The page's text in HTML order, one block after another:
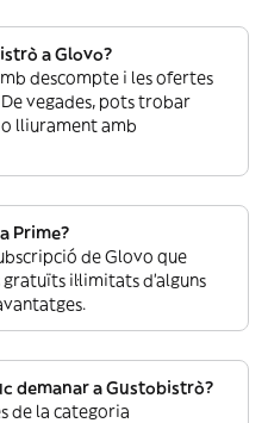
a Glovo?
descompte i les ofertes
De vegades, pots trobar
o lliurament amb
Prime?
de Glovo que
il·limitats d’alguns
demanar a Gustobistrò?
de la categoria